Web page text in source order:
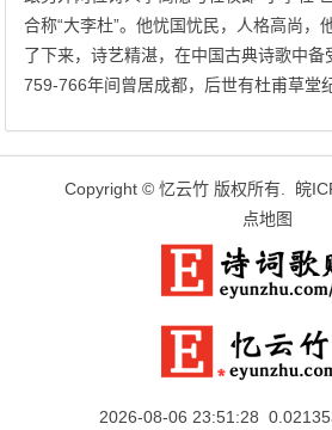
合称“大李杜”。他忧国忧民，人格高尚，
了下来，诗艺精湛，在中国古典诗歌中备
759-766年间曾居成都，后世有杜甫草堂
Copyright © 忆云竹 版权所有. 皖
点地图
2026-08-06 23:51:28